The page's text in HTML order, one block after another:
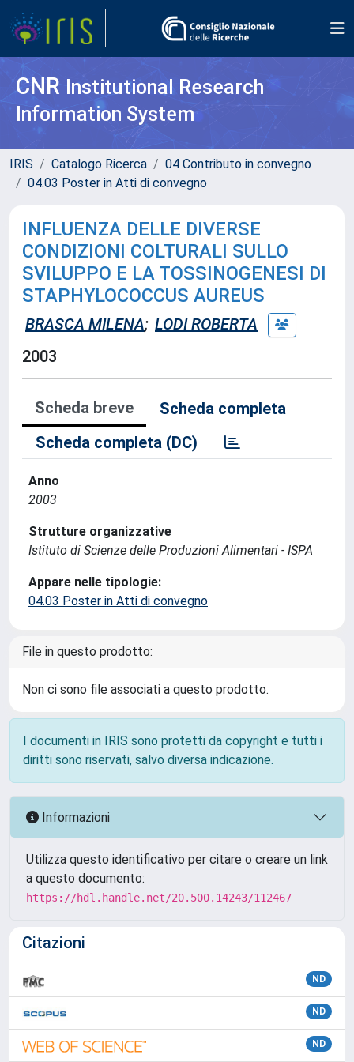
CNR Institutional Research
Information System
IRIS Catalogo Ricerca
04 Contributo in convegno
04.03 Poster in Atti di convegno
INFLUENZA DELLE DIVERSE
CONDIZIONI COLTURALI SULLO
SVILUPPO E LA TOSSINOGENESI DI
STAPHYLOCOCCUS AUREUS
BRASCA MILENA; LODI ROBERTA
2003
Scheda breve
Scheda completa
Scheda completa (DC)
Anno
2003
Strutture organizzative
Istituto di Scienze delle Produzioni Alimentari - ISPA
Appare nelle tipologie:
04.03 Poster in Atti di convegno
File in questo prodotto:
Non ci sono file associati a questo prodotto.
I documenti in IRIS sono protetti da copyright e tutti i
diritti sono riservati, salvo diversa indicazione.
Informazioni
Utilizza questo identificativo per citare o creare un link
a questo documento:
https://hdl.handle.net/20.500.14243/112467
Citazioni
ND
ND
ND